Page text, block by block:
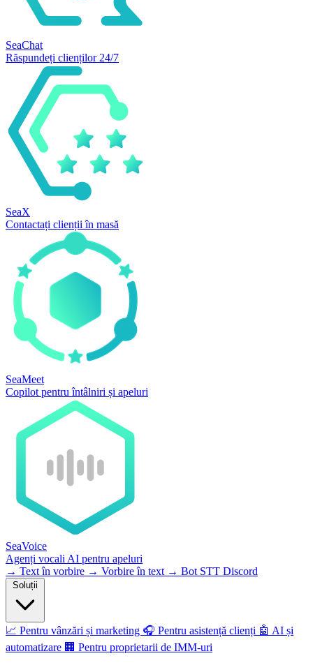
SeaChat
Răspundeți clienților 24/7
SeaX
Contactați clienții în masă
SeaMeet
Copilot pentru întâlniri și apeluri
SeaVoice
Agenți vocali AI pentru apeluri
→ Text în vorbire → Vorbire în text → Bot STT Discord
📈 Pentru vânzări și marketing 🎧 Pentru asistență clienți 🤖 AI și
automatizare 🏢 Pentru proprietarii de IMM-uri